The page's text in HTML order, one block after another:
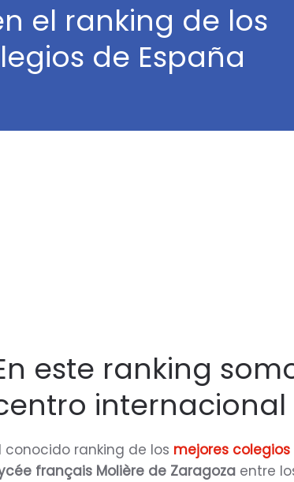
el ranking de los
de España
este ranking
internacional
conocido ranking de los mejores colegios
français Molière de Zaragoza entre